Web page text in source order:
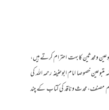
ومحدثین کا بہت احترام کرتے ہیں،
خصوصا امام ابوحنیفہ رحمہ اللہ کی
مصنف، محدث وناقد کی کتاب کے چند